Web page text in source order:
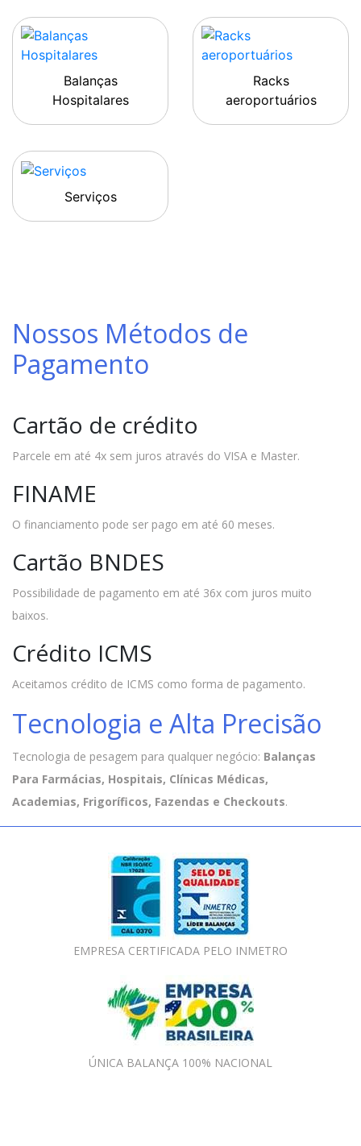
Balanças
Hospitalares
Racks
aeroportuários
Serviços
Nossos Métodos de
Pagamento
Cartão de crédito
Parcele em até 4x sem juros através do VISA e Master.
FINAME
O financiamento pode ser pago em até 60 meses.
Cartão BNDES
Possibilidade de pagamento em até 36x com juros muito
baixos.
Crédito ICMS
Aceitamos crédito de ICMS como forma de pagamento.
Tecnologia e Alta Precisão
Tecnologia de pesagem para qualquer negócio: Balanças
Para Farmácias, Hospitais, Clínicas Médicas,
Academias, Frigoríficos, Fazendas e Checkouts.
EMPRESA CERTIFICADA PELO INMETRO
ÚNICA BALANÇA 100% NACIONAL